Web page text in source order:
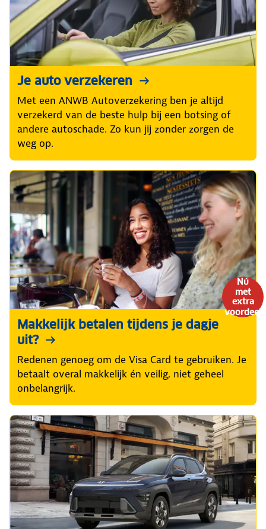
Je auto verzekeren
Met een ANWB Autoverzekering ben je altijd
verzekerd van de beste hulp bij een botsing of
andere autoschade. Zo kun jij zonder zorgen de
weg op.
Nú
met
extra
voordeel
Makkelijk betalen tijdens je dagje
uit?
Redenen genoeg om de Visa Card te gebruiken. Je
betaalt overal makkelijk én veilig, niet geheel
onbelangrijk.